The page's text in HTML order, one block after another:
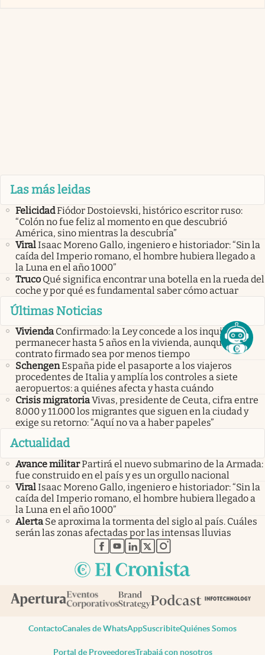
Las más leidas
FelicidadFiódor Dostoievski, histórico escritor ruso:
“Colón no fue feliz al momento en que descubrió
América, sino mientras la descubría”
ViralIsaac Moreno Gallo, ingeniero e historiador: “Sin la
caída del Imperio romano, el hombre hubiera llegado a
la Luna en el año 1000”
Truco Qué significa encontrar una botella en la rueda del
coche y por qué es fundamental saber cómo actuar
Últimas Noticias
Vivienda Confirmado: la Ley concede a los inquilinos
permanecer hasta 5 años en la vivienda, aunque el
contrato firmado sea por menos tiempo
SchengenEspaña pide el pasaporte a los viajeros
procedentes de Italia y amplía los controles a siete
aeropuertos: a quiénes afecta y hasta cuándo
Crisis migratoriaVivas, presidente de Ceuta, cifra entre
8.000 y 11.000 los migrantes que siguen en la ciudad y
exige su retorno: “Aquí no va a haber papeles”
Actualidad
Avance militarPartirá el nuevo submarino de la Armada:
fue construido en el país y es un orgullo nacional
ViralIsaac Moreno Gallo, ingeniero e historiador: “Sin la
caída del Imperio romano, el hombre hubiera llegado a
la Luna en el año 1000”
Alerta Se aproxima la tormenta del siglo al país. Cuáles
serán las zonas afectadas por las intensas lluvias
abre en nueva pestaña
abre en nueva pestaña
abre en nueva pestaña
abre en nueva pestaña
abre en nueva pestaña
ContactoCanales de WhatsAppSuscribiteQuiénes Somos
Portal de ProveedoresTrabajá con nosotros